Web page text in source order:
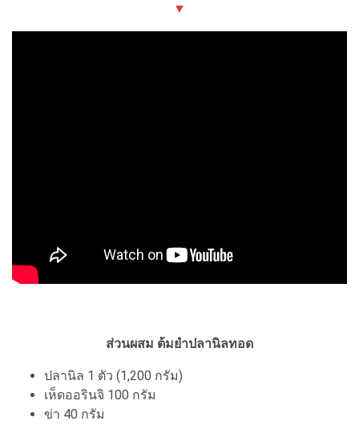
▼
ส่วนผสม ต้มยำปลานิลทอด
ปลานิล 1 ตัว (1,200 กรัม)
เห็ดออรินจิ 100 กรัม
ข่า 40 กรัม